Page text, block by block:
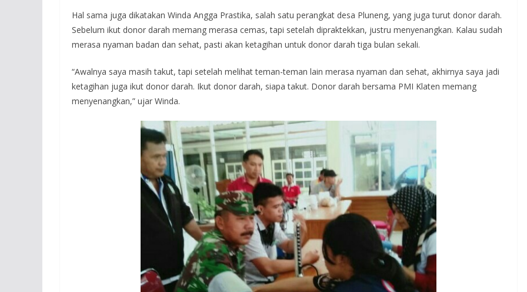
Hal sama juga dikatakan Winda Angga Prastika, salah satu perangkat desa Pluneng, yang juga turut donor darah.
Sebelum ikut donor darah memang merasa cemas, tapi setelah dipraktekkan, justru menyenangkan. Kalau sudah
merasa nyaman badan dan sehat, pasti akan ketagihan untuk donor darah tiga bulan sekali.
“Awalnya saya masih takut, tapi setelah melihat teman-teman lain merasa nyaman dan sehat, akhirnya saya jadi
ketagihan juga ikut donor darah. Ikut donor darah, siapa takut. Donor darah bersama PMI Klaten memang
menyenangkan,” ujar Winda.